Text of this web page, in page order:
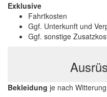
Exklusive
Fahrtkosten
Ggf. Unterkunft und
Ggf. sonstige
Bekleidung je nach Witterung